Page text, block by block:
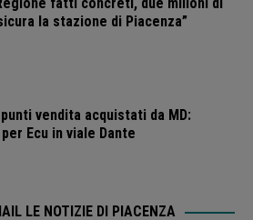
la stazione di Piacenza”
vendita acquistati da MD:
Ecu in viale Dante
LE NOTIZIE DI PIACENZA